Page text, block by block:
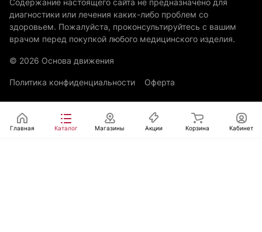
Содержание настоящего сайта не предназначено для
диагностики или лечения каких-либо проблем со
здоровьем. Пожалуйста, проконсультируйтесь с вашим
врачом перед покупкой любого медицинского изделия.
© 2026 Основа движения
Политика конфиденциальности Оферта
Главная Каталог Магазины Акции Корзина Кабинет